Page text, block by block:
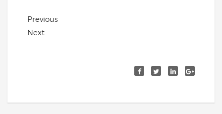
Previous
Next